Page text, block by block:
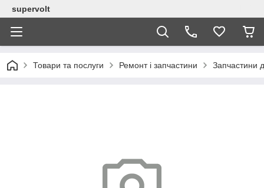
supervolt
Товари та послуги Ремонт і запчастини Запчастини